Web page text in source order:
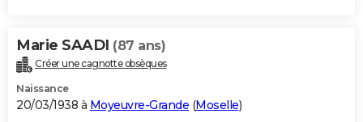
Marie SAADI (87 ans)
Créer une cagnotte obsèques
Naissance
20/03/1938 à Moyeuvre-Grande (Moselle)